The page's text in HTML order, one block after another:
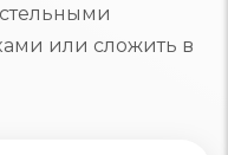
или сложить в